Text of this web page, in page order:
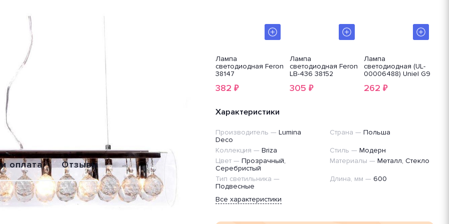
оплата Отзывы
Deco (Польша). Дизайн-стиль модерн. Отлично
Цвет товара прозрачный, серебристый. Используемые
Feron
Лампа
светодиодная Feron
38147
382 ₽
Лампа
светодиодная Feron
LB-436 38152
305 ₽
Лампа
светодиодная (UL-
00006488) Uniel G9
прозрачная LED-
262 ₽
Характеристики
Производитель — Lumina
Deco
Страна — Польша
Коллекция — Briza Стиль — Модерн
Цвет — Прозрачный,
Серебристый
Материалы — Металл, Стекло
Тип светильника —
Подвесные
Длина, мм — 600
Все характеристики